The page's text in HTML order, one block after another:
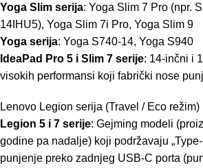
Yoga Slim serija: Yoga Slim 7 Pro (npr.
14IHU5), Yoga Slim 7i Pro, Yoga Slim 9
Yoga serija: Yoga S740-14, Yoga S940
IdeaPad Pro 5 i Slim 7 serije: 14-inčni i
visokih performansi koji fabrički nose
Lenovo Legion serija (Travel / Eco režim)
Legion 5 i 7 serije: Gejming modeli
godine pa nadalje) koji podržavaju
punjenje preko zadnjeg USB-C porta